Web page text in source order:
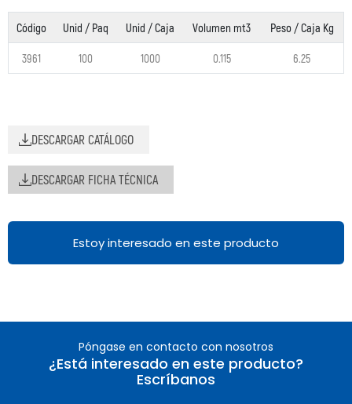
Código Unid / Paq Unid / Caja Volumen mt3 Peso / Caja Kg
3961 100 1000 0.115 6.25
DESCARGAR CATÁLOGO
DESCARGAR FICHA TÉCNICA
Estoy interesado en este producto
Póngase en contacto con nosotros
¿Está interesado en este producto?
Escríbanos